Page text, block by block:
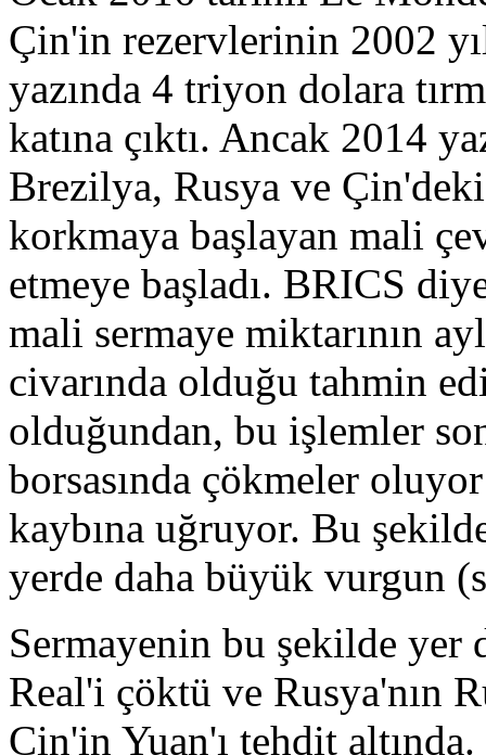
Çin'in rezervlerinin 2002
yazında 4 triyon dolara
katına çıktı. Ancak 2014
Brezilya, Rusya ve
korkmaya başlayan mali
etmeye başladı. BRICS
mali sermaye miktarının
civarında olduğu tahmin
olduğundan, bu işlemler
borsasında çökmeler
kaybına uğruyor. Bu
yerde daha büyük vurgun
Sermayenin bu şekilde yer
Real'i çöktü ve Rusya'nın
Çin'in Yuan'ı tehdit altında.